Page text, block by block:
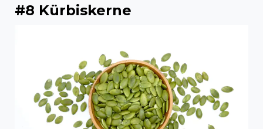
#8 Kürbiskerne